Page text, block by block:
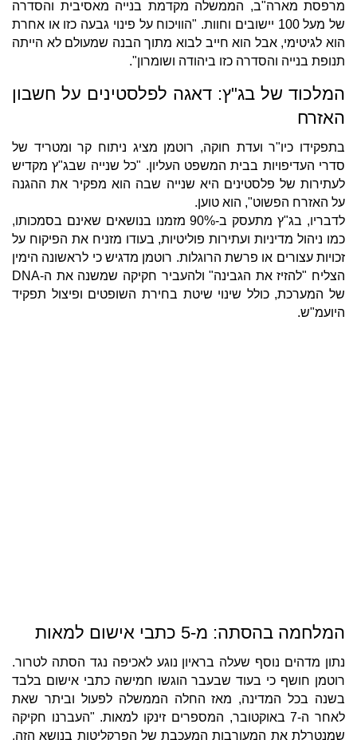
מרפסת מארה"ב, הממשלה מקדמת בנייה מאסיבית והסדרה
של מעל 100 יישובים וחוות. "הוויכוח על פינוי גבעה כזו או אחרת
הוא לגיטימי, אבל הוא חייב לבוא מתוך הבנה שמעולם לא הייתה
תנופת בנייה והסדרה כזו ביהודה ושומרון".
המלכוד של בג"ץ: דאגה לפלסטינים על חשבון
האזרח
בתפקידו כיו"ר ועדת חוקה, רוטמן מציג ניתוח קר ומטריד של
סדרי העדיפויות בבית המשפט העליון. "כל שנייה שבג"ץ מקדיש
לעתירות של פלסטינים היא שנייה שבה הוא מפקיר את ההגנה
על האזרח הפשוט", הוא טוען.
לדבריו, בג"ץ מתעסק ב-90% מזמנו בנושאים שאינם בסמכותו,
כמו ניהול מדיניות ועתירות פוליטיות, בעודו מזניח את הפיקוח על
זכויות עצורים או פרשת הרוגלות. רוטמן מדגיש כי לראשונה הימין
הצליח "להזיז את הגבינה" ולהעביר חקיקה שמשנה את ה-DNA
של המערכת, כולל שינוי שיטת בחירת השופטים ופיצול תפקיד
היועמ"ש.
המלחמה בהסתה: מ-5 כתבי אישום למאות
נתון מדהים נוסף שעלה בראיון נוגע לאכיפה נגד הסתה לטרור.
רוטמן חושף כי בעוד שבעבר הוגשו חמישה כתבי אישום בלבד
בשנה בכל המדינה, מאז החלה הממשלה לפעול וביתר שאת
לאחר ה-7 באוקטובר, המספרים זינקו למאות. "העברנו חקיקה
שמנטרלת את המעורבות המעכבת של הפרקליטות בנושא הזה.